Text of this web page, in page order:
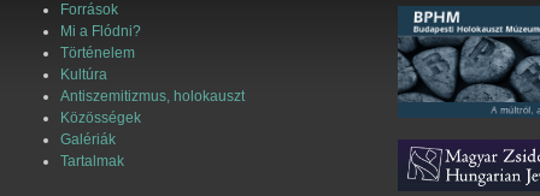
Források
Mi a Flódni?
Történelem
Kultúra
Antiszemitizmus, holokauszt
Közösségek
Galériák
Tartalmak